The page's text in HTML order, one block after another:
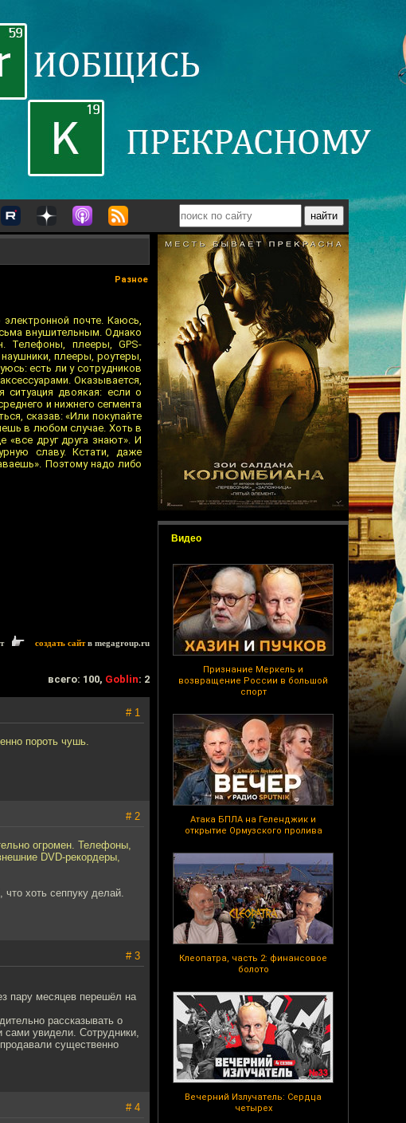
Видео
Признание Меркель и
возвращение России в большой
спорт
Атака БПЛА на Геленджик и
открытие Ормузского пролива
Клеопатра, часть 2: финансовое
болото
Вечерний Излучатель: Сердца
четырех
Разное
почте. Каюсь,
внушительным. Однако
Телефоны, плееры, GPS-
плееры, роутеры,
есть ли у сотрудников
Оказывается,
двоякая: если о
и нижнего сегмента
сказав: «Или покупайте
в любом случае. Хоть в
«все друг друга знают». И
славу. Кстати, даже
Поэтому надо либо
создать сайтв megagroup.ru
всего: 100, Goblin: 2
# 1
пороть чушь.
# 2
огромен. Телефоны,
DVD-рекордеры,
хоть сеппуку делай.
# 3
пару месяцев перешёл на
рассказывать о
сами увидели. Сотрудники,
существенно
# 4